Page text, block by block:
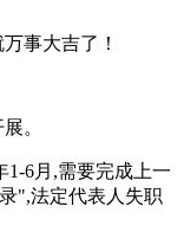
事大吉了！
。
6月,需要完成上一
",法定代表人失职